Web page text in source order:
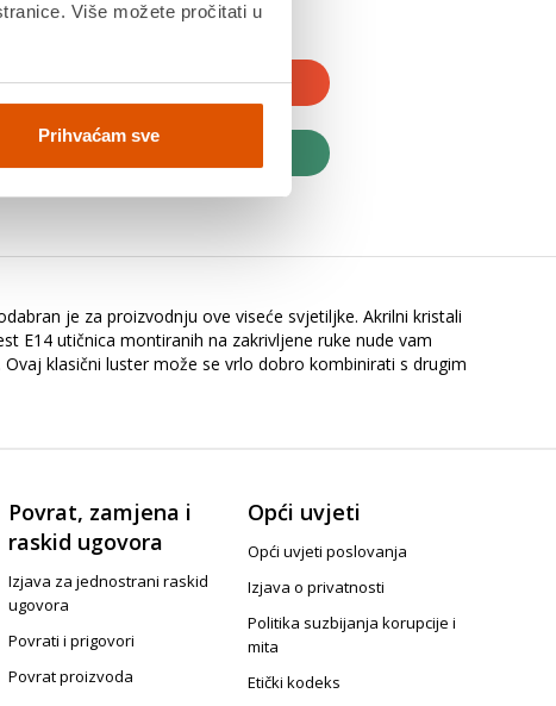
Više možete pročitati u
Prihvaćam sve
U KOŠARICU
je za proizvodnju ove viseće svjetiljke. Akrilni kristali
E14 utičnica montiranih na zakrivljene ruke nude vam
klasični luster može se vrlo dobro kombinirati s drugim
Povrat, zamjena i
raskid ugovora
Izjava za jednostrani raskid
ugovora
Povrati i prigovori
Povrat proizvoda
Opći uvjeti
Opći uvjeti poslovanja
Izjava o privatnosti
Politika suzbijanja korupcije i
mita
Etički kodeks